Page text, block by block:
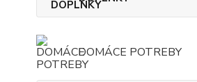
DOMÁCE POTREBY